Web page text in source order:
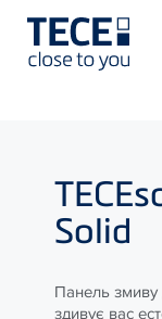
TECE
Solid
Панель змиву
здивує вас